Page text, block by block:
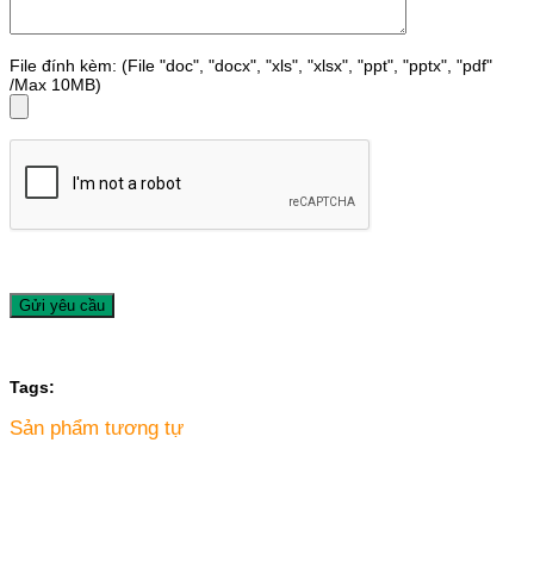
File đính kèm: (File "doc", "docx", "xls", "xlsx", "ppt", "pptx", "pdf"
/Max 10MB)
Tags:
Sản phẩm tương tự